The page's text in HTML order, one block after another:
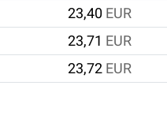
23,40 EUR
23,71 EUR
23,72 EUR